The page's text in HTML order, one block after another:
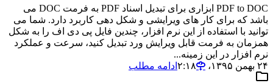
PDF to DOC ابزاری برای تبدیل اسناد PDF به فرمت DOC می
باشد که برای کار های ویرایشی و شکل دهی کاربرد دارد. شما می
توانید با استفاده از این نرم افزار، چندین فایل پی دی اف را به شکل
همزمان به فرمت قابل ویرایش ورد تبدیل کنید، سرعت و عملکرد
نرم افزار در این زمینه...
۲۴ بهمن ۱۳۹۵،‏ ۲:۱۸
ادامه مطلب